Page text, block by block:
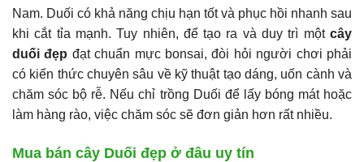
Nam. Duối có khả năng chịu hạn tốt và phục hồi nhanh sau
khi cắt tỉa mạnh. Tuy nhiên, để tạo ra và duy trì một cây
duối đẹp đạt chuẩn mực bonsai, đòi hỏi người chơi phải
có kiến thức chuyên sâu về kỹ thuật tạo dáng, uốn cành và
chăm sóc bộ rễ. Nếu chỉ trồng Duối để lấy bóng mát hoặc
làm hàng rào, việc chăm sóc sẽ đơn giản hơn rất nhiều.
Mua bán cây Duối đẹp ở đâu uy tín